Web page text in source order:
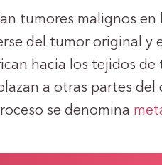
tumores malignos en
del tumor original y
hacia los tejidos de
a otras partes del
se denomina